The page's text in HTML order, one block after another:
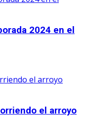
2024 en el
el arroyo